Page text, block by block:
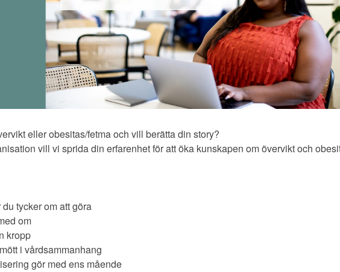
eller obesitas/fetma och vill berätta din story?
vill vi sprida din erfarenhet för att öka kunskapen om övervikt och
tycker om att göra
om
kropp
i vårdsammanhang
gör med ens mående